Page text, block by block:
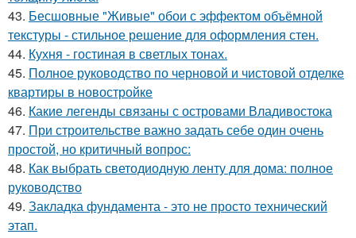
43. Бесшовные "Живые" обои с эффектом объёмной
текстуры - стильное решение для оформления стен.
44. Кухня - гостиная в светлых тонах.
45. Полное руководство по черновой и чистовой отделке
квартиры в новостройке
46. Какие легенды связаны с островами Владивостока
47. При строительстве важно задать себе один очень
простой, но критичный вопрос:
48. Как выбрать светодиодную ленту для дома: полное
руководство
49. Закладка фундамента - это не просто технический
этап.